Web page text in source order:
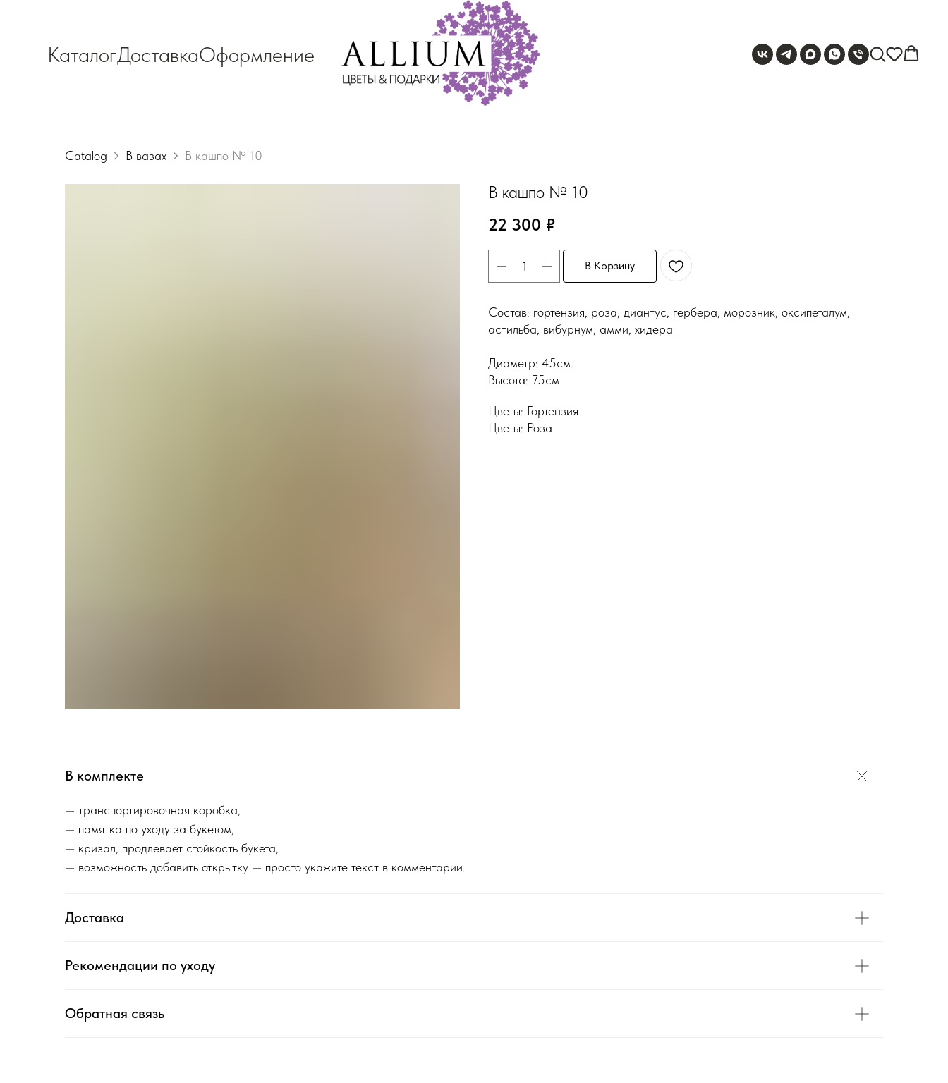
КаталогДоставкаОформление
Catalog В вазах В кашпо № 10
В кашпо № 10
22 300 ₽
В Корзину
Состав: гортензия, роза, диантус, гербера, морозник, оксипеталум,
астильба, вибурнум, амми, хидера
Диаметр: 45см.
Высота: 75см
Цветы: Гортензия
Цветы: Роза
В комплекте
— транспортировочная коробка,
— памятка по уходу за букетом,
— кризал, продлевает стойкость букета,
— возможность добавить открытку — просто укажите текст в комментарии.
Доставка
Рекомендации по уходу
Обратная связь